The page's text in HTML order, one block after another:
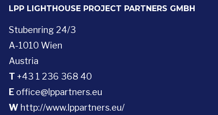
LPP LIGHTHOUSE PROJECT PARTNERS GMBH
Stubenring 24/3
A-1010 Wien
Austria
T +43 1 236 368 40
Eoffice@lppartners.eu
W http://www.lppartners.eu/